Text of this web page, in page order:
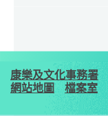
康樂及文化事務署
網站地圖
檔案室